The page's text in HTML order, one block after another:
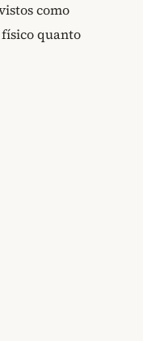
como
quanto